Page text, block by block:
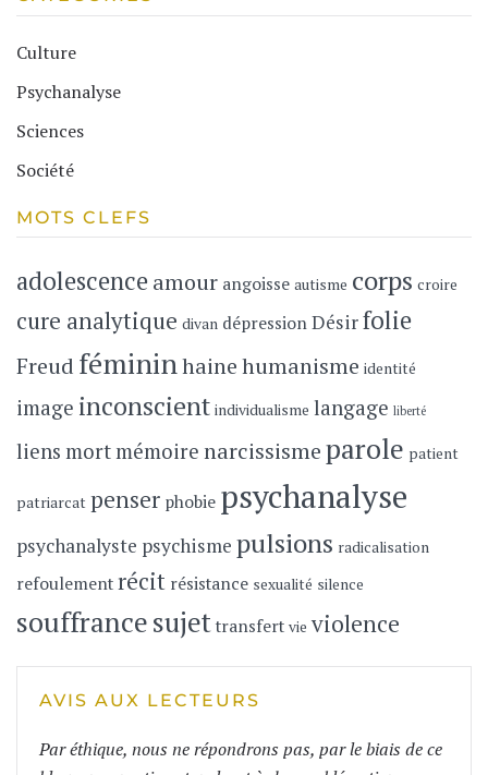
Culture
Psychanalyse
Sciences
Société
MOTS CLEFS
adolescenceamour angoisse autisme corps croire
cure analytique divan dépressionDésirfolie
Freud fémininhainehumanisme identité
image inconscient individualisme langage liberté
liens mortmémoire narcissismeparole patient
patriarcat penser phobie psychanalyse
psychanalyste psychisme pulsions radicalisation
refoulementrécit résistance sexualité silence
souffrancesujettransfert vie violence
AVIS AUX LECTEURS
Par éthique, nous ne répondrons pas, par le biais de ce